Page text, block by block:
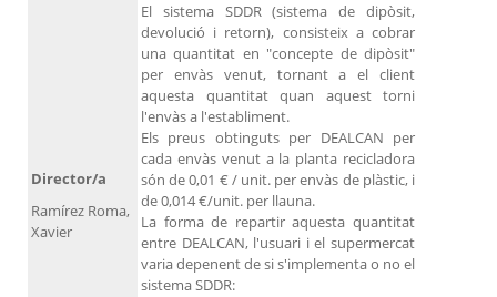
El sistema SDDR (sistema de dipòsit,
devolució i retorn), consisteix a cobrar
una quantitat en "concepte de dipòsit"
per envàs venut, tornant a el client
aquesta quantitat quan aquest torni
l'envàs a l'establiment.
Els preus obtinguts per DEALCAN per
cada envàs venut a la planta recicladora
són de 0,01 € / unit. per envàs de plàstic, i
de 0,014 €/unit. per llauna.
La forma de repartir aquesta quantitat
entre DEALCAN, l'usuari i el supermercat
varia depenent de si s'implementa o no el
sistema SDDR:
Director/a
Ramírez Roma,
Xavier